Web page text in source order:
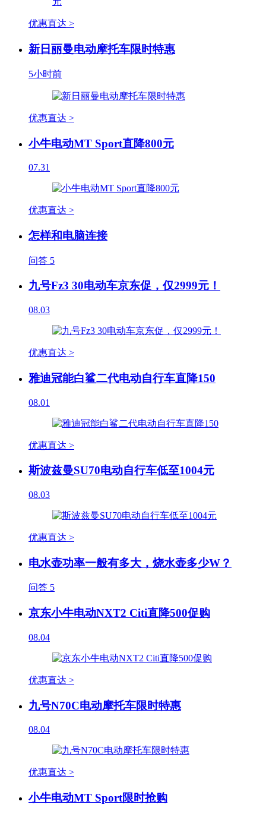
优惠直达 >
新日丽曼电动摩托车限时特惠
5小时前
优惠直达 >
小牛电动MT Sport直降800元
07.31
优惠直达 >
怎样和电脑连接
问答 5
九号Fz3 30电动车京东促，仅2999元！
08.03
优惠直达 >
雅迪冠能白鲨二代电动自行车直降150
08.01
优惠直达 >
斯波兹曼SU70电动自行车低至1004元
08.03
优惠直达 >
电水壶功率一般有多大，烧水壶多少W？
问答 5
京东小牛电动NXT2 Citi直降500促购
08.04
优惠直达 >
九号N70C电动摩托车限时特惠
08.04
优惠直达 >
小牛电动MT Sport限时抢购